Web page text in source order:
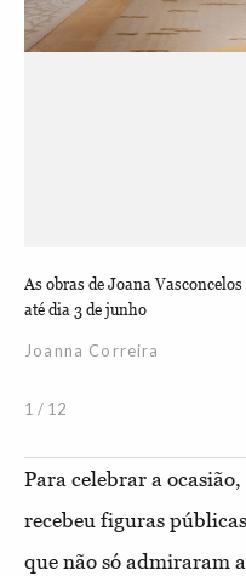
As obras de Joana
até dia 3 de junho
Joanna Correira
1 / 12
Para celebrar a
recebeu figuras
que não só admiraram a